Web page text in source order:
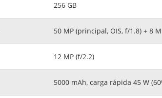
256 GB
50 MP (principal, OIS, f/1.8) + 8
12 MP (f/2.2)
5000 mAh, carga rápida 45 W